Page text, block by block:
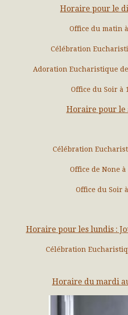
Horaire pour le
Office du matin
Célébration
Adoration Eucharistique de
Office du Soir à
Horaire pour le
Célébration
Office de None à
Office du Soir
Horaire pour les lundis :
Célébration
Horaire du mardi